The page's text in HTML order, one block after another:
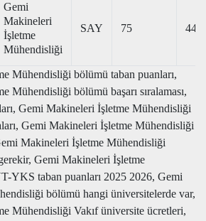
Gemi
Makineleri
İşletme
Mühendisliği
SAY 75
Mühendisliği bölümü taban puanları,
Mühendisliği bölümü başarı sıralaması,
Gemi Makineleri İşletme Mühendisliği
Gemi Makineleri İşletme Mühendisliği
Makineleri İşletme Mühendisliği
Gemi Makineleri İşletme
YKS taban puanları 2025 2026, Gemi
bölümü hangi üniversitelerde var,
Mühendisliği Vakıf üniversite ücretleri,